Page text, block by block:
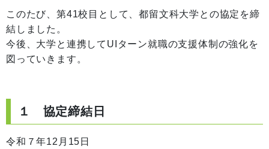
このたび、第41校目として、都留文科大学との協定を締
結しました。
今後、大学と連携してUIターン就職の支援体制の強化を
図っていきます。
１ 協定締結日
令和７年12月15日